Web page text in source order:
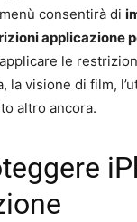
consentirà di
applicazione
le
la visione di film,
altro ancora.